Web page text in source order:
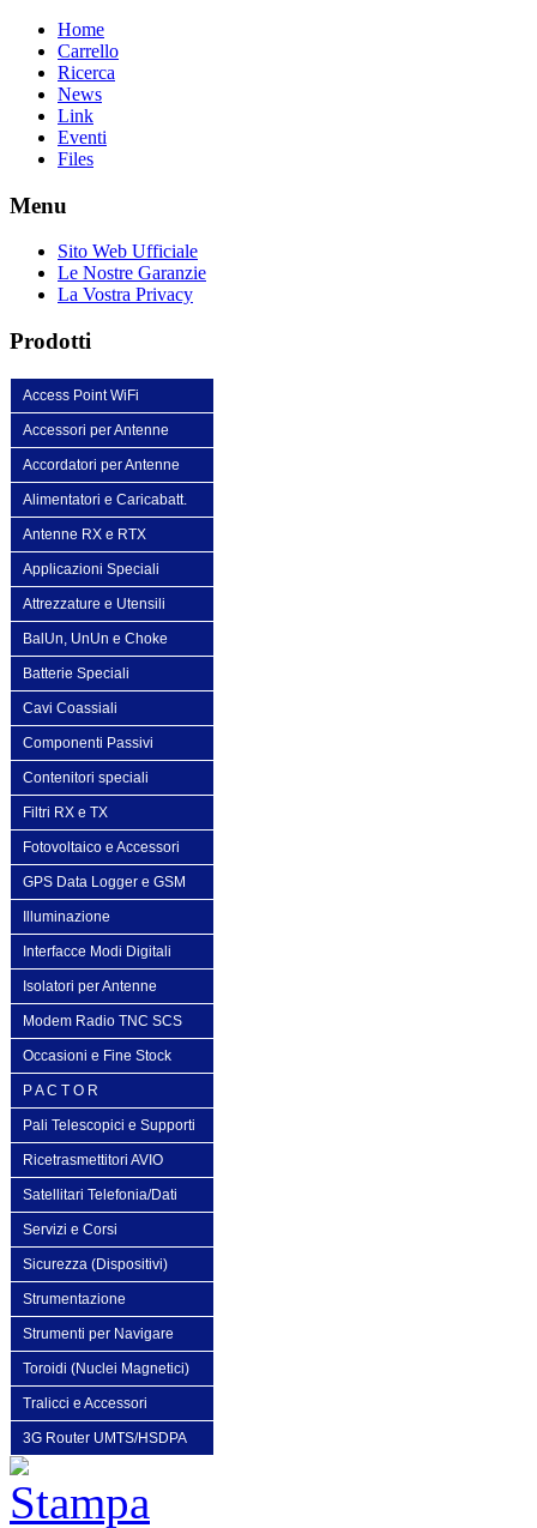
Home
Carrello
Ricerca
News
Link
Eventi
Files
Menu
Sito Web Ufficiale
Le Nostre Garanzie
La Vostra Privacy
Prodotti
Access Point WiFi
Accessori per Antenne
Accordatori per Antenne
Alimentatori e Caricabatt.
Antenne RX e RTX
Applicazioni Speciali
Attrezzature e Utensili
BalUn, UnUn e Choke
Batterie Speciali
Cavi Coassiali
Componenti Passivi
Contenitori speciali
Filtri RX e TX
Fotovoltaico e Accessori
GPS Data Logger e GSM
Illuminazione
Interfacce Modi Digitali
Isolatori per Antenne
Modem Radio TNC SCS
Occasioni e Fine Stock
P A C T O R
Pali Telescopici e Supporti
Ricetrasmettitori AVIO
Satellitari Telefonia/Dati
Servizi e Corsi
Sicurezza (Dispositivi)
Strumentazione
Strumenti per Navigare
Toroidi (Nuclei Magnetici)
Tralicci e Accessori
3G Router UMTS/HSDPA